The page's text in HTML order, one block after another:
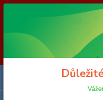
Vážení zákazníci, v termínu
důvodu čerpání dovolené
provoz e-shopu
uhrazené do čtvrtka 6. 8. 2026
Objednávky přijaté, nebo
2026 budou postupně
pochopení